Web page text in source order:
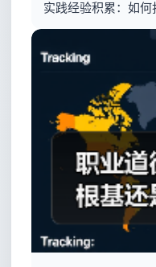
实践经验积累：如